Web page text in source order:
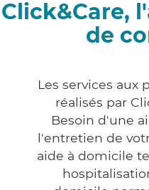
Click&Care,
de
Les services aux
réalisés par
Besoin d'une
l'entretien de
aide à domicile